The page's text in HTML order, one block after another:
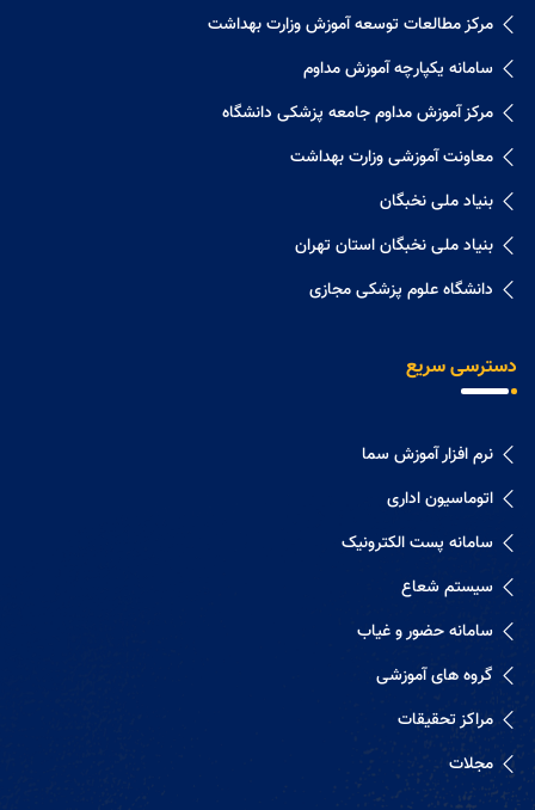
مرکز مطالعات توسعه آموزش وزارت بهداشت
سامانه یکپارچه آموزش مداوم
مرکز آموزش مداوم جامعه پزشکی دانشگاه
معاونت آموزشی وزارت بهداشت
بنیاد ملی نخبگان
بنیاد ملی نخبگان استان تهران
دانشگاه علوم پزشکی مجازی
دسترسی سریع
نرم افزار آموزش سما
اتوماسیون اداری
سامانه پست الکترونیک
سیستم شعاع
سامانه حضور و غیاب
گروه های آموزشی
مراکز تحقیقات
مجلات